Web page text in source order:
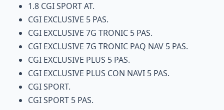
1.8 CGI SPORT AT.
CGI EXCLUSIVE 5 PAS.
CGI EXCLUSIVE 7G TRONIC 5 PAS.
CGI EXCLUSIVE 7G TRONIC PAQ NAV 5 PAS.
CGI EXCLUSIVE PLUS 5 PAS.
CGI EXCLUSIVE PLUS CON NAVI 5 PAS.
CGI SPORT.
CGI SPORT 5 PAS.